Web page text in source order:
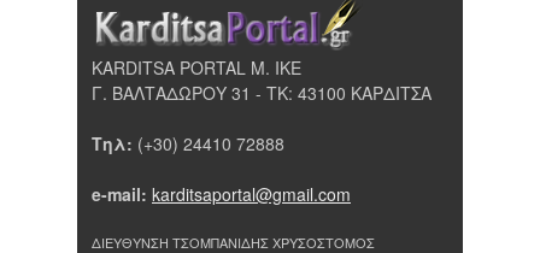
KARDITSA PORTAL Μ. ΙΚΕ
Γ. ΒΑΛΤΑΔΩΡΟΥ 31 - ΤΚ: 43100 ΚΑΡΔΙΤΣΑ
Τηλ: (+30) 24410 72888
e-mail: karditsaportal@gmail.com
ΔΙΕΥΘΥΝΣΗ ΤΣΟΜΠΑΝΙΔΗΣ ΧΡΥΣΟΣΤΟΜΟΣ